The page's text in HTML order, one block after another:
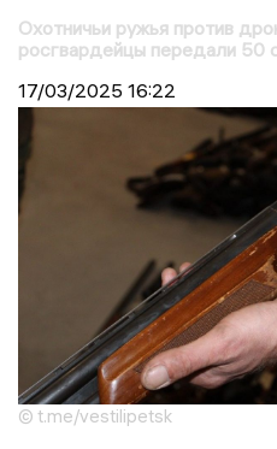
Охотничьи ружья против
росгвардейцы передали 50
17/03/2025 16:22
© t.me/vestilipetsk